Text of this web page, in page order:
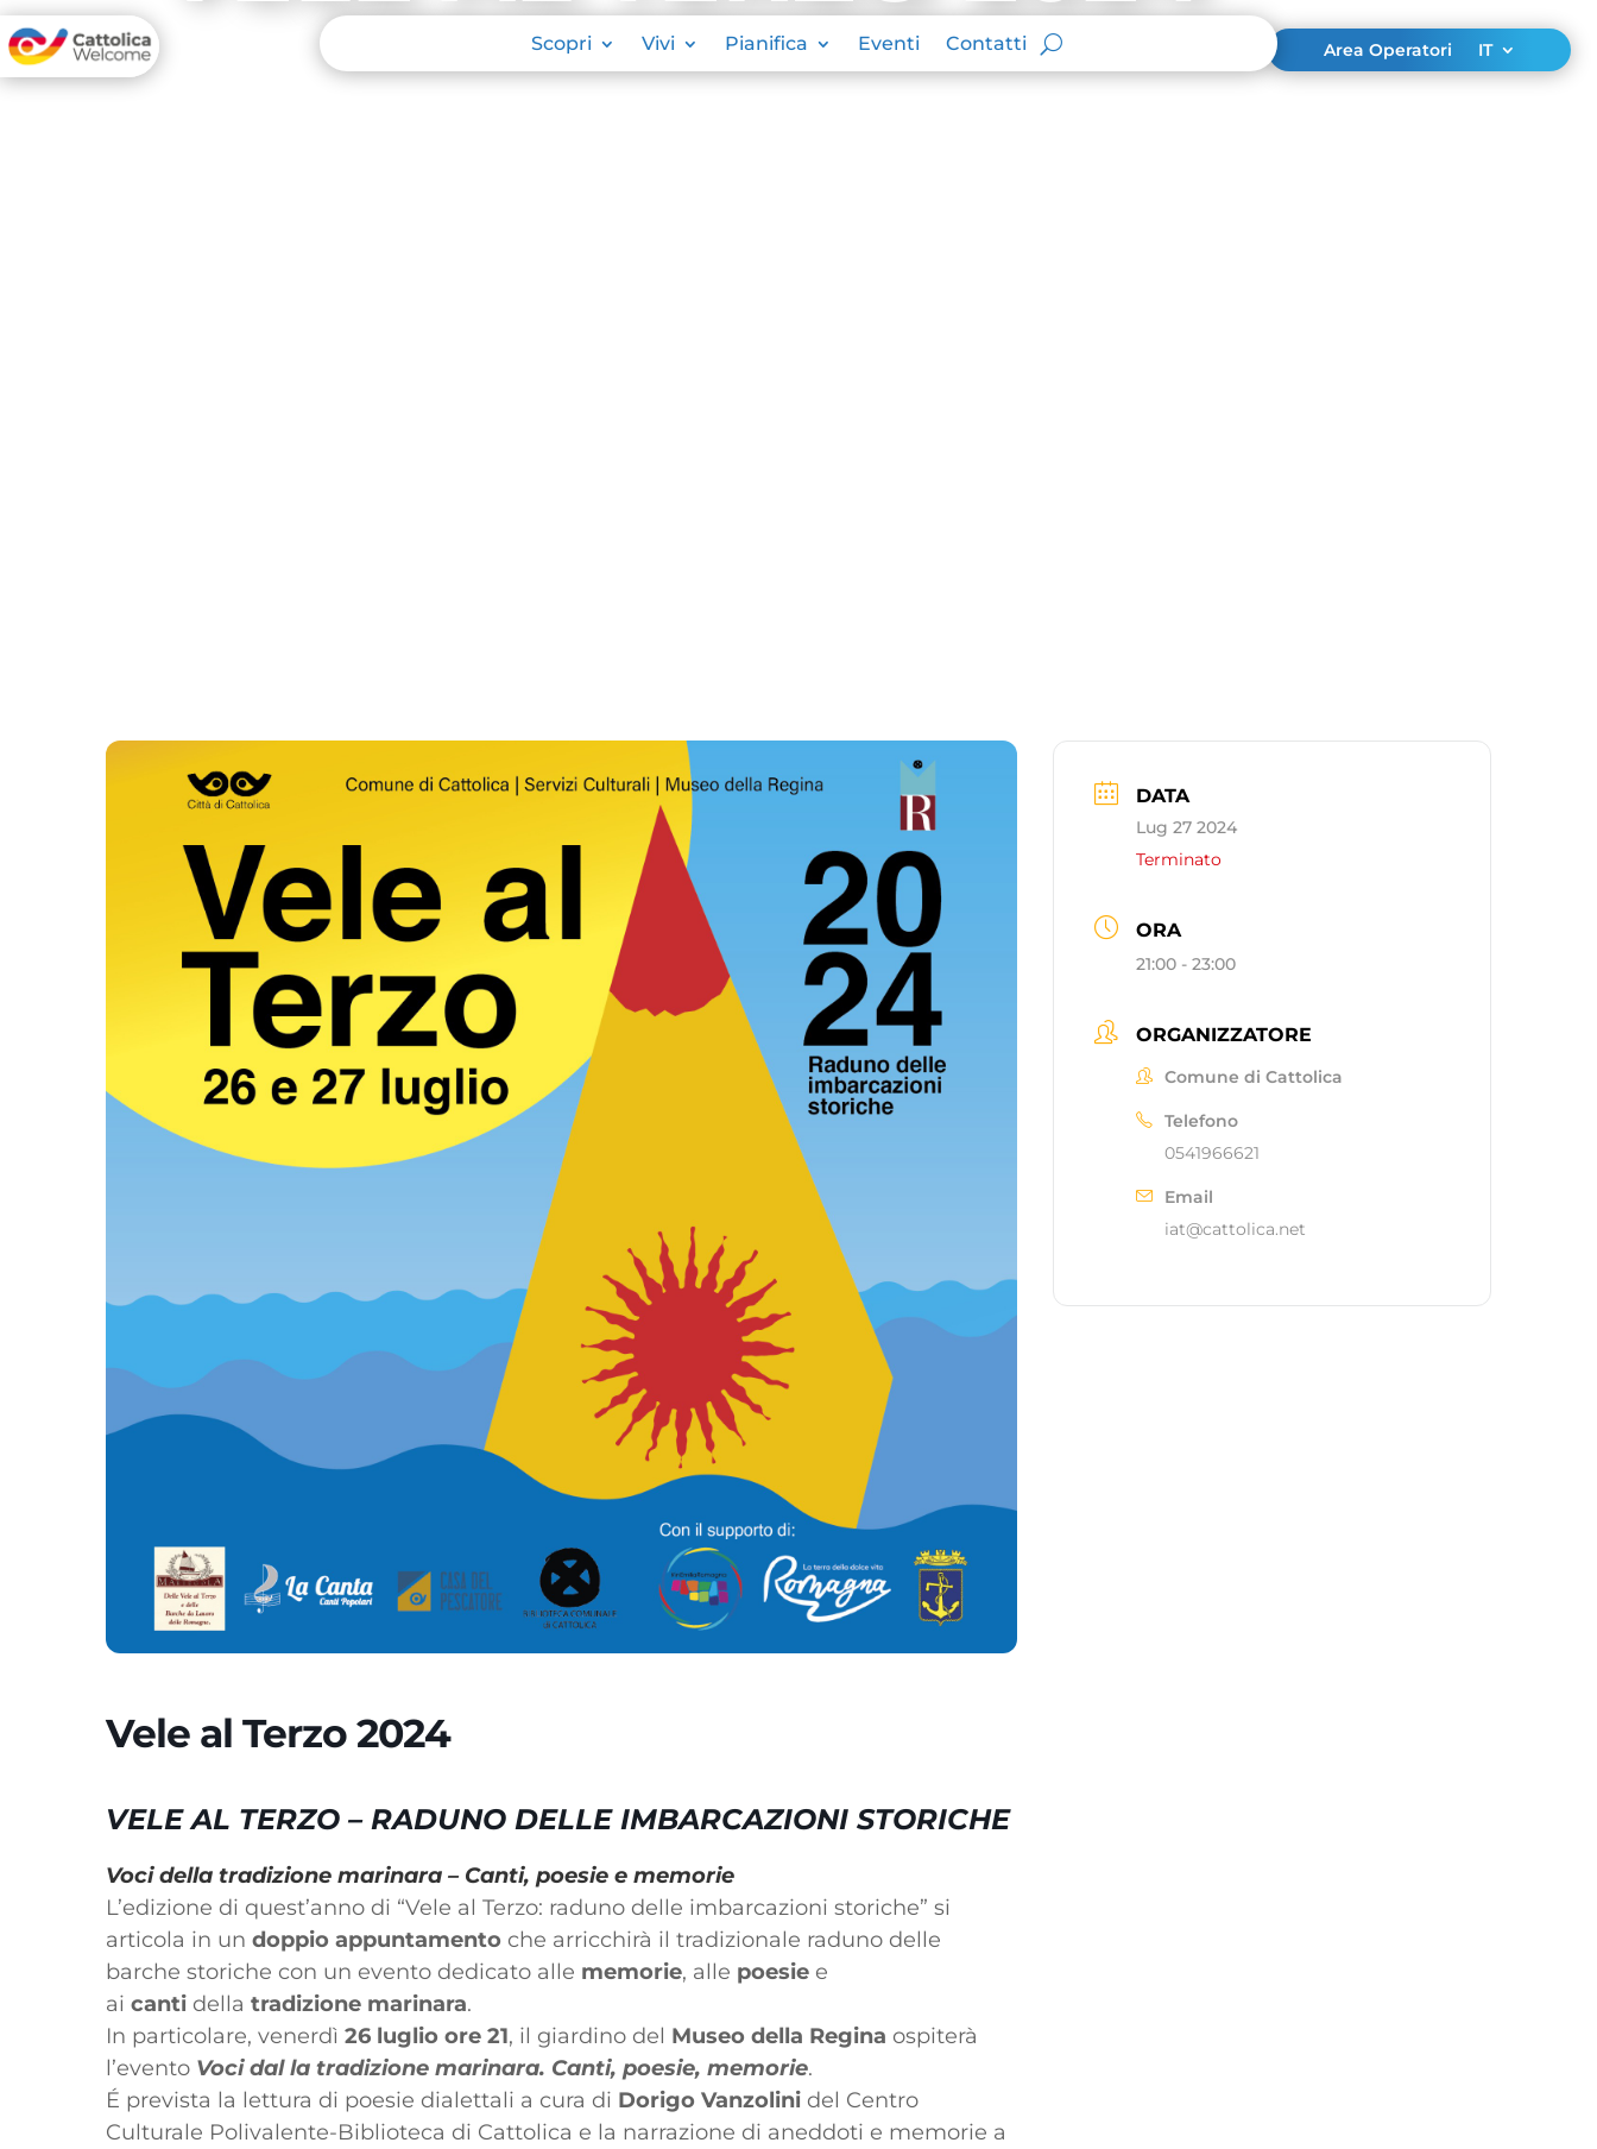
Scopri Vivi Pianifica Eventi Contatti Area Operatori IT
Vele al Terzo 2024
VELE AL TERZO – RADUNO DELLE IMBARCAZIONI STORICHE
Voci della tradizione marinara – Canti, poesie e memorie
L’edizione di quest’anno di “Vele al Terzo: raduno delle imbarcazioni storiche” si
articola in un doppio appuntamento che arricchirà il tradizionale raduno delle
barche storiche con un evento dedicato alle memorie, alle poesie e
ai canti della tradizione marinara.
In particolare, venerdì 26 luglio ore 21, il giardino del Museo della Regina ospiterà
l’evento Voci dal la tradizione marinara. Canti, poesie, memorie.
É prevista la lettura di poesie dialettali a cura di Dorigo Vanzolini del Centro
Culturale Polivalente-Biblioteca di Cattolica e la narrazione di aneddoti e memorie a
DATA
Lug 27 2024
Terminato
ORA
21:00 - 23:00
ORGANIZZATORE
Comune di Cattolica
Telefono
0541966621
Email
iat@cattolica.net